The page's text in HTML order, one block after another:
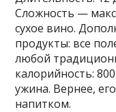
Сложность —
сухое вино.
продукты: все
любой
калорийность:
ужина. Вернее,
напитком.